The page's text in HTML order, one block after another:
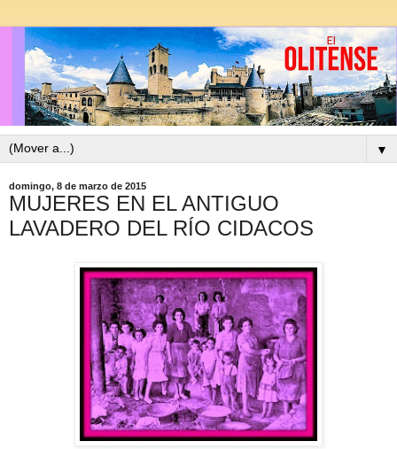
▼
domingo, 8 de marzo de 2015
MUJERES EN EL ANTIGUO
LAVADERO DEL RÍO CIDACOS